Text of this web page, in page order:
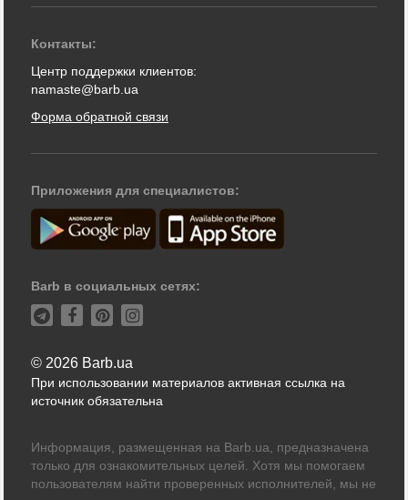
Контакты:
Центр поддержки клиентов:
namaste@barb.ua
Форма обратной связи
Приложения для специалистов:
Barb в социальных сетях:
© 2026 Barb.ua
При использовании материалов активная ссылка на
источник обязательна
Информация, размещенная на Barb.ua, предназначена
только для ознакомительных целей. Хотя мы помогаем
пользователям найти проверенных исполнителей, мы не